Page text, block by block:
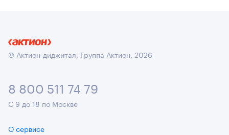
© Актион-диджитал, Группа Актион, 2026
8 800 511 74 79
С 9 до 18 по Москве
О сервисе